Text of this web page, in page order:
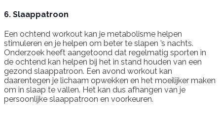
6. Slaappatroon
Een ochtend workout kan je metabolisme helpen
stimuleren en je helpen om beter te slapen ’s nachts.
Onderzoek heeft aangetoond dat regelmatig sporten in
de ochtend kan helpen bij het in stand houden van een
gezond slaappatroon. Een avond workout kan
daarentegen je lichaam opwekken en het moeilijker maken
om in slaap te vallen. Het kan dus afhangen van je
persoonlijke slaappatroon en voorkeuren.